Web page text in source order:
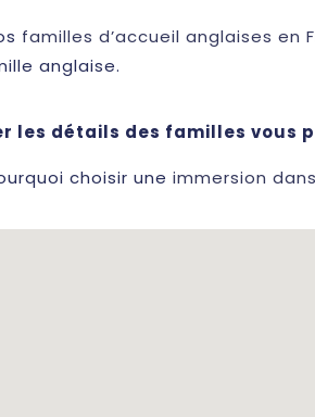
familles d’accueil anglaises en
anglaise.
les détails des familles vous
choisir une immersion